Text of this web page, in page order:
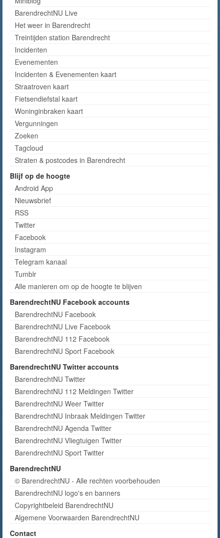
BarendrechtNU Live
Het weer in Barendrecht
Treintijden station Barendrecht
Incidenten
Evenementen
Incidenten & Evenementen kaart
Straatroven kaart
Fietsendiefstal kaart
Woninginbraken kaart
Vergunningen
Zoeken
Tagcloud
Straten & postcodes in Barendrecht
Blijf op de hoogte
Android App
Nieuwsbrief
RSS
Twitter
Facebook
Instagram
Telegram kanaal
Tumblr
Alle manieren om op de hoogte te blijven
BarendrechtNU Facebook accounts
BarendrechtNU Facebook
BarendrechtNU Live Facebook
BarendrechtNU 112 Facebook
BarendrechtNU Sport Facebook
BarendrechtNU Twitter accounts
BarendrechtNU Twitter
BarendrechtNU 112 Meldingen Twitter
BarendrechtNU Weer Twitter
BarendrechtNU Inbraak Meldingen Twitter
BarendrechtNU Agenda Twitter
BarendrechtNU Vliegtuigen Twitter
BarendrechtNU Sport Twitter
BarendrechtNU
© BarendrechtNU - Alle rechten voorbehouden
BarendrechtNU logo's en banners
Copyrightbeleid BarendrechtNU
Algemene Voorwaarden BarendrechtNU
Contact